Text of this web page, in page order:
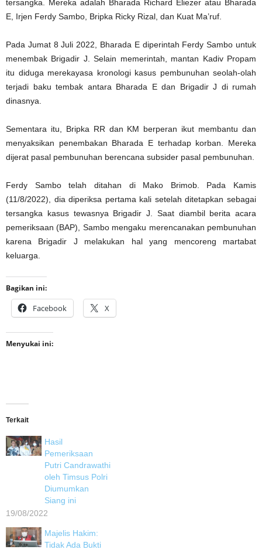
tersangka. Mereka adalah Bharada Richard Eliezer atau Bharada
E, Irjen Ferdy Sambo, Bripka Ricky Rizal, dan Kuat Ma’ruf.
Pada Jumat 8 Juli 2022, Bharada E diperintah Ferdy Sambo untuk
menembak Brigadir J. Selain memerintah, mantan Kadiv Propam
itu diduga merekayasa kronologi kasus pembunuhan seolah-olah
terjadi baku tembak antara Bharada E dan Brigadir J di rumah
dinasnya.
Sementara itu, Bripka RR dan KM berperan ikut membantu dan
menyaksikan penembakan Bharada E terhadap korban. Mereka
dijerat pasal pembunuhan berencana subsider pasal pembunuhan.
Ferdy Sambo telah ditahan di Mako Brimob. Pada Kamis
(11/8/2022), dia diperiksa pertama kali setelah ditetapkan sebagai
tersangka kasus tewasnya Brigadir J. Saat diambil berita acara
pemeriksaan (BAP), Sambo mengaku merencanakan pembunuhan
karena Brigadir J melakukan hal yang mencoreng martabat
keluarga.
Bagikan ini:
Facebook X
Menyukai ini:
Terkait
Hasil
Pemeriksaan
Putri Candrawathi
oleh Timsus Polri
Diumumkan
Siang ini
19/08/2022
Majelis Hakim:
Tidak Ada Bukti